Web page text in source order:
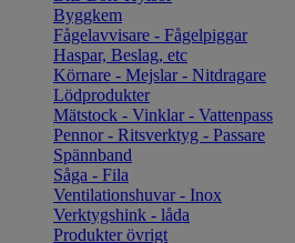
Byggkem
Fågelavvisare - Fågelpiggar
Haspar, Beslag, etc
Körnare - Mejslar - Nitdragare
Lödprodukter
Mätstock - Vinklar - Vattenpass
Pennor - Ritsverktyg - Passare
Spännband
Såga - Fila
Ventilationshuvar - Inox
Verktygshink - låda
Produkter övrigt